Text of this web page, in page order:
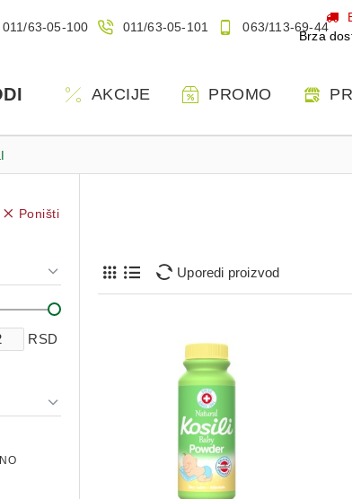
011/63-05-100 011/63-05-101 063/113-69-44
Brza
AKCIJE PROMO
Poništi
RSD
Uporedi proizvod